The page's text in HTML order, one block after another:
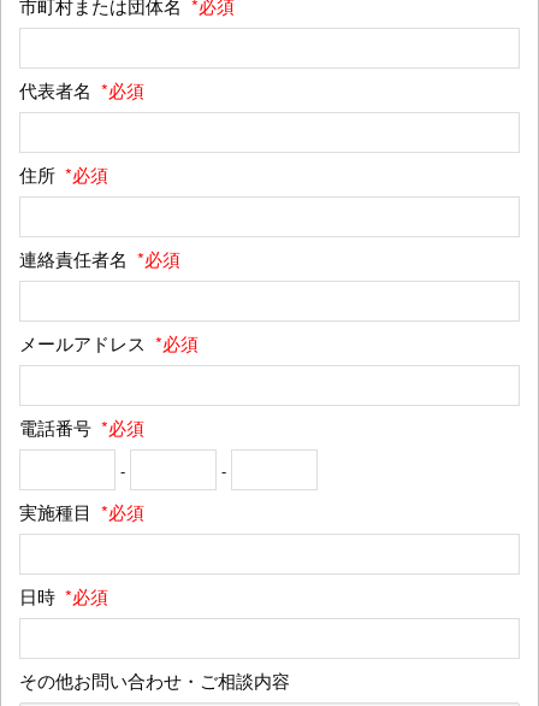
市町村または団体名 *必須
代表者名 *必須
住所 *必須
連絡責任者名 *必須
メールアドレス *必須
電話番号 *必須
- -
実施種目 *必須
日時 *必須
その他お問い合わせ・ご相談内容